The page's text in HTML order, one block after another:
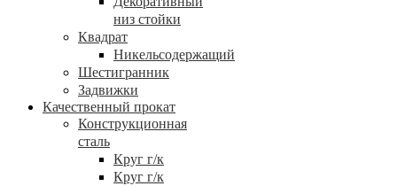
низ стойки
Квадрат
Никельсодержащий
Шестигранник
Задвижки
Качественный прокат
Конструкционная
сталь
Круг г/к
Круг г/к